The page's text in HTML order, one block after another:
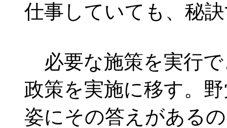
仕事していても、秘
必要な施策を実行で
政策を実施に移す。
姿にその答えがある